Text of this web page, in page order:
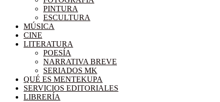
PINTURA
ESCULTURA
MÚSICA
CINE
LITERATURA
POESÍA
NARRATIVA BREVE
SERIADOS MK
QUÉ ES MENTEKUPA
SERVICIOS EDITORIALES
LIBRERÍA